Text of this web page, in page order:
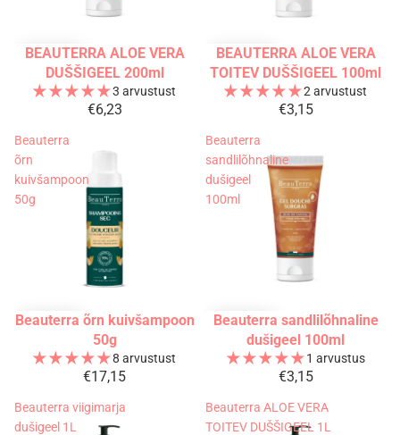
BEAUTERRA ALOE VERA
DUŠŠIGEEL 200ml
3 arvustust
€6,23
BEAUTERRA ALOE VERA
TOITEV DUŠŠIGEEL 100ml
2 arvustust
€3,15
Beauterra
õrn
kuivšampoon
50g
Beauterra õrn kuivšampoon
50g
8 arvustust
€17,15
Beauterra
sandlilõhnaline
dušigeel
100ml
Beauterra sandlilõhnaline
dušigeel 100ml
1 arvustus
€3,15
Beauterra viigimarja
dušigeel 1L
Beauterra ALOE VERA
TOITEV DUŠŠIGEEL 1L